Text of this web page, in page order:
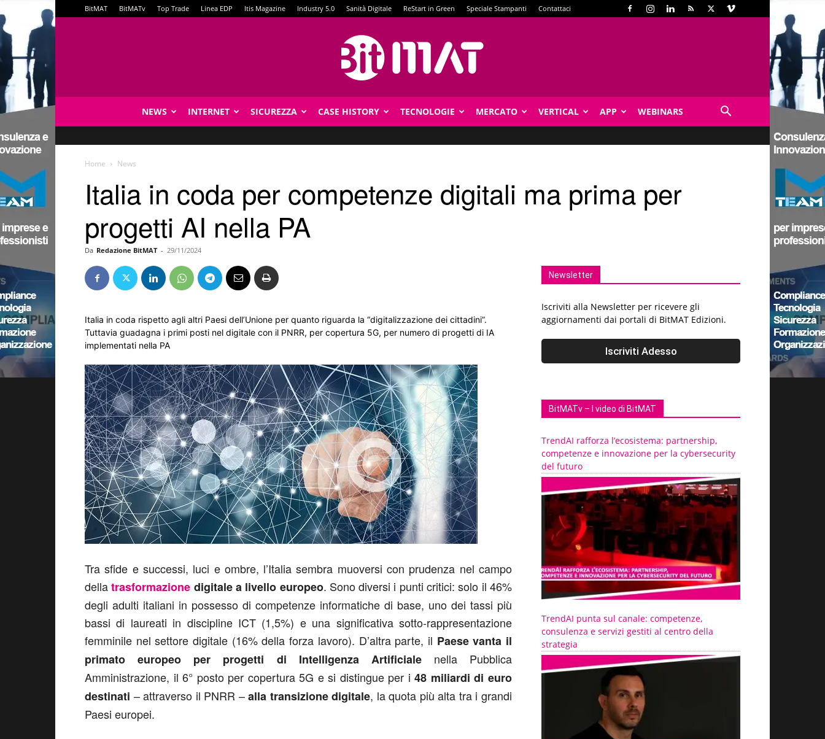
BitMAT BitMATv Top Trade Linea EDP Itis Magazine Industry 5.0 Sanità Digitale ReStart in Green Speciale Stampanti Contattaci
NEWS INTERNET SICUREZZA CASE HISTORY TECNOLOGIE MERCATO VERTICAL APP WEBINARS
Home News
Italia in coda per competenze digitali ma prima per
progetti AI nella PA
Da Redazione BitMAT - 29/11/2024
Italia in coda rispetto agli altri Paesi dell’Unione per quanto riguarda la “digitalizzazione dei cittadini”.
Tuttavia guadagna i primi posti nel digitale con il PNRR, per copertura 5G, per numero di progetti di IA
implementati nella PA
Tra sfide e successi, luci e ombre, l’Italia sembra muoversi con prudenza nel campo
dellatrasformazione digitale a livello europeo. Sono diversi i punti critici: solo il 46%
degli adulti italiani in possesso di competenze informatiche di base, uno dei tassi più
bassi di laureati in discipline ICT (1,5%) e una significativa sotto-rappresentazione
femminile nel settore digitale (16% della forza lavoro). D’altra parte, il Paese vanta il
primato europeo per progetti di Intelligenza Artificiale nella Pubblica
Amministrazione, il 6° posto per copertura 5G e si distingue per i 48 miliardi di euro
destinati – attraverso il PNRR –alla transizione digitale, la quota più alta tra i grandi
Paesi europei.
Newsletter
Iscriviti alla Newsletter per ricevere gli
aggiornamenti dai portali di BitMAT Edizioni.
BitMATv – I video di BitMAT
TrendAI rafforza l’ecosistema: partnership,
competenze e innovazione per la cybersecurity
del futuro
TrendAI punta sul canale: competenze,
consulenza e servizi gestiti al centro della
strategia